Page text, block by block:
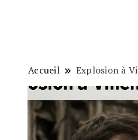
Accueil Explosion à